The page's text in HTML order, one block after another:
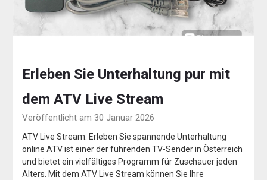
Erleben Sie Unterhaltung pur mit
dem ATV Live Stream
Veröffentlicht am 30 Januar 2026
ATV Live Stream: Erleben Sie spannende Unterhaltung
online ATV ist einer der führenden TV-Sender in Österreich
und bietet ein vielfältiges Programm für Zuschauer jeden
Alters. Mit dem ATV Live Stream können Sie Ihre